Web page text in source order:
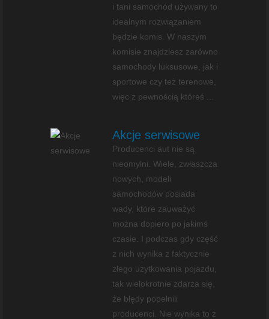
i tani samochód używany to
idealnym rozwiązaniem
będzie komis. W naszym
komisie znajdziesz zarówno
samochody luksusowe, jak i
sportowe czy też terenowe,
więc z pewnością któreś ...
Akcje serwisowe
Producenci aut nie są
nieomylni. Wiele, zwłaszcza
nowych, modeli
samochodów posiada
wady, które zauważyć
można dopiero po jakimś
czasie. I podczas gdy część
z nich wynika z faktycznie
złego użytkowania pojazdu,
tak wielokrotnie zdarza się,
że błędy popełnili
producenci. Nie wynika to z